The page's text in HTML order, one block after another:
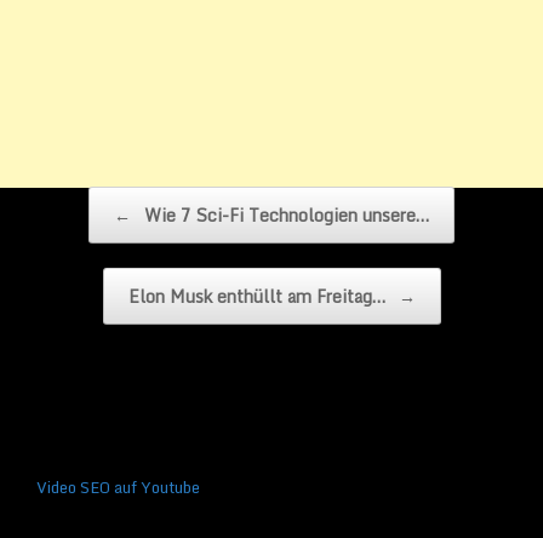
Beitragsnavigation
← Wie 7 Sci-Fi Technologien unsere…
Elon Musk enthüllt am Freitag… →
Video SEO auf Youtube